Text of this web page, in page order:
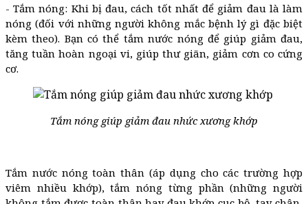
- Tắm nóng: Khi bị đau, cách tốt nhất để giảm đau là làm
nóng (đối với những người không mắc bệnh lý gì đặc biệt
kèm theo). Bạn có thể tắm nước nóng để giúp giảm đau,
tăng tuần hoàn ngoại vi, giúp thư giãn, giảm cơn co cứng
cơ.
Tắm nóng giúp giảm đau nhức xương khớp
Tắm nước nóng toàn thân (áp dụng cho các trường hợp
viêm nhiều khớp), tắm nóng từng phần (những người